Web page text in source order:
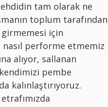
tam olarak ne
toplum tarafından
girmemesi için
nasıl performe etmemiz
alıyor, sallanan
pembe
kalınlaştırıyoruz.